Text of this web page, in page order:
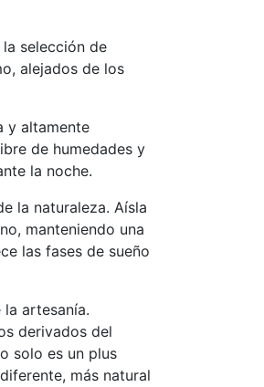
selección de
alejados de los
y altamente
de humedades y
la noche.
la naturaleza. Aísla
manteniendo una
las fases de sueño
artesanía.
derivados del
solo es un plus
más natural